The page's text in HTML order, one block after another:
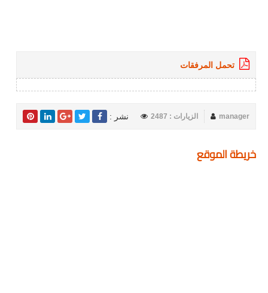
تحمل المرفقات
manager الزيارات : 2487 نشر :
خريطة الموقع